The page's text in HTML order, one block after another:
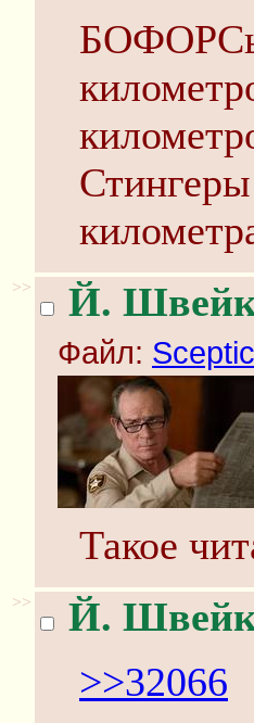
БОФОРСы
>> Й.
Файл:
Такое
>> Й.
>>32066